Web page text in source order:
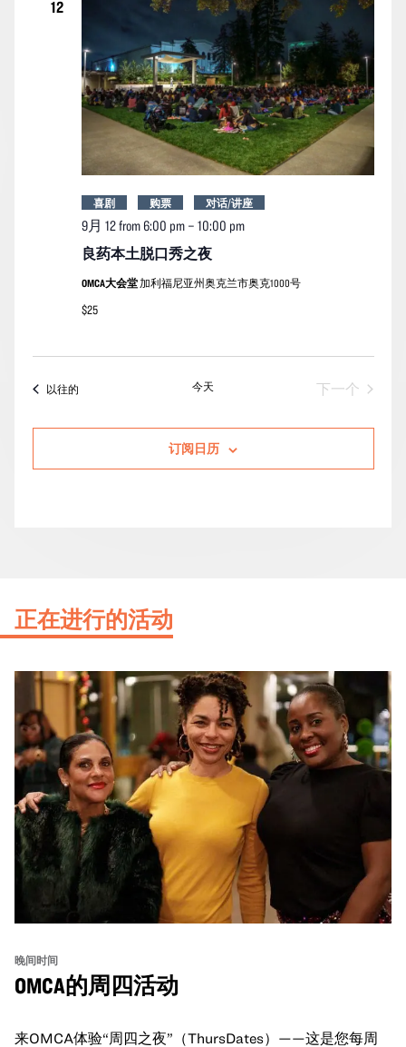
12
良药本土脱口秀之夜
9月 12 from 6:00 pm– 10:00 pm
喜剧 购票 对话/讲座
OMCA大会堂加利福尼亚州奥克兰市奥克1000号
$25
以往的活动 今天 下一个 活动
订阅日历
正在进行的活动
晚间时间
OMCA的周四活动
来OMCA体验“周四之夜”（ThursDates）——这是您每周